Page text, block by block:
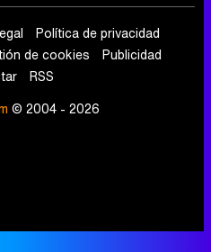
Política de privacidad
de cookies
Publicidad
RSS
© 2004 - 2026